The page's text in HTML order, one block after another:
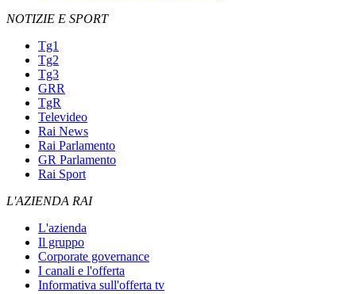
NOTIZIE E SPORT
Tg1
Tg2
Tg3
GRR
TgR
Televideo
Rai News
Rai Parlamento
GR Parlamento
Rai Sport
L'AZIENDA RAI
L'azienda
Il gruppo
Corporate governance
I canali e l'offerta
Informativa sull'offerta tv